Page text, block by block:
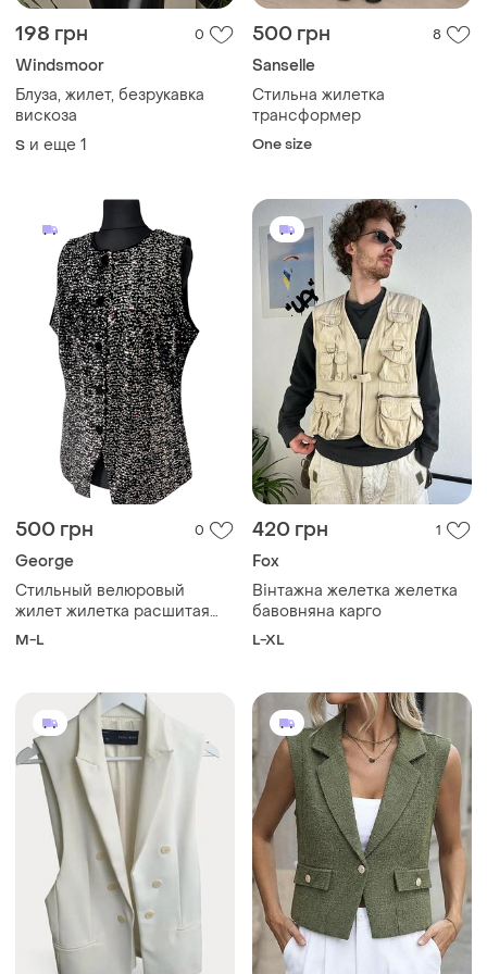
198 грн 0
Windsmoor
Блуза, жилет, безрукавка
вискоза
S и еще 1
500 грн 8
Sanselle
Стильна жилетка
трансформер
One size
500 грн 0
George
Стильный велюровый
жилет жилетка расшитая
лезвиями пайетками
M-L
420 грн 1
Fox
Вінтажна желетка желетка
бавовняна карго
L-XL